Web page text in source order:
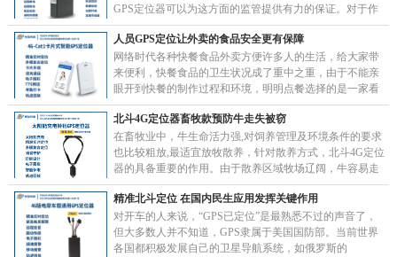
GPS定位器可以为这方面的监管提供有力的保证。对于作
业车辆的的监管，有了北斗GPS定位器的作业车辆提……
人员GPS定位让外卖的食品安全更有保障
网络时代各种快餐食品外卖方便许多人的生活，给大家带
来便利，快餐食品的卫生状况成了重中之重，由于不能亲
眼开到快餐的制作过程和环境，明明点餐选择的是一家看
起来很“高大上”的饭馆，实际上给你送餐的竟是无证
无……
北斗4G定位器畜牧款预防牛走失被窃
在畜牧业中，牛生命活力强,对饲养管理及环境条件的要求
也比较粗放,最适宜放牧散养，针对散养方式，北斗4G定位
器的具备重要的作用。由于散养区域牧场辽阔，牛容易走
失，甚至被盗走；同时针对牛位置管理，利用北斗……
精准北斗定位 在国内民生应用发挥关键作用
对开车的人来说，“GPS已定位”是最熟悉不过的声音了，
但大多数人并不知道，GPS隶属于美国国防部。当前世界
各国都积极发展自己的卫星导航系统，如俄罗斯的